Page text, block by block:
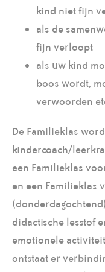
kind niet fijn
als de
fijn verloopt
als uw kind
boos wordt,
verwoorden
De Familieklas
kindercoach/
een Familieklas
en een Familieklas
didactische lesstof
emotionele
ontstaat er